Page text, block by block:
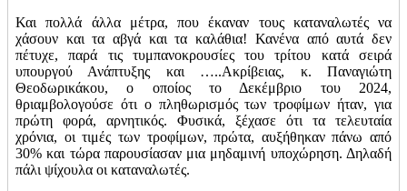
Και πολλά άλλα μέτρα, που έκαναν τους καταναλωτές να
χάσουν και τα αβγά και τα καλάθια! Κανένα από αυτά δεν
πέτυχε, παρά τις τυμπανοκρουσίες του τρίτου κατά σειρά
υπουργού Ανάπτυξης και …..Ακρίβειας, κ. Παναγιώτη
Θεοδωρικάκου, ο οποίος το Δεκέμβριο του 2024,
θριαμβολογούσε ότι ο πληθωρισμός των τροφίμων ήταν, για
πρώτη φορά, αρνητικός. Φυσικά, ξέχασε ότι τα τελευταία
χρόνια, οι τιμές των τροφίμων, πρώτα, αυξήθηκαν πάνω από
30% και τώρα παρουσίασαν μια μηδαμινή υποχώρηση. Δηλαδή
πάλι ψίχουλα οι καταναλωτές.